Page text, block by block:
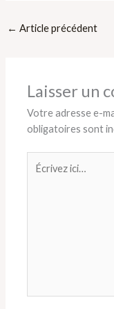
← Article précédent
Laisser un
Votre adresse e-
obligatoires sont
ici…